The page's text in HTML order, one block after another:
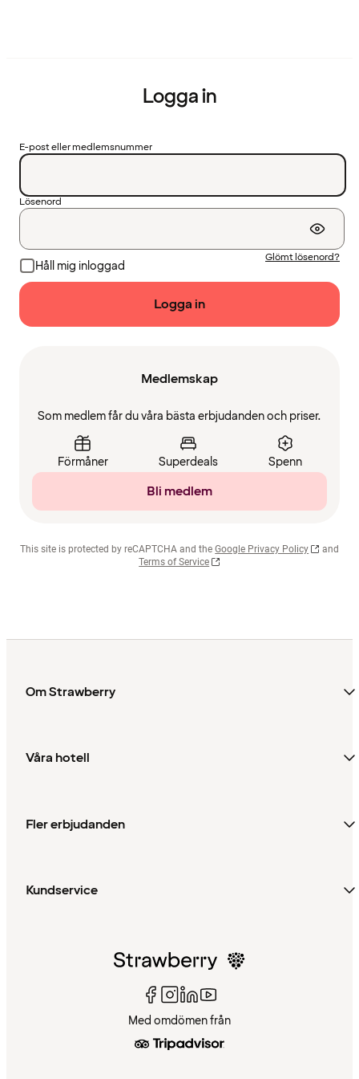
Logga in
E-post eller medlemsnummer
Lösenord
Håll mig inloggad
Glömt lösenord?
Logga in
Medlemskap
Som medlem får du våra bästa erbjudanden och priser.
Förmåner Superdeals Spenn
Bli medlem
This site is protected by reCAPTCHA and the Google Privacy Policy
and
Terms of Service
Om Strawberry
Våra hotell
Fler erbjudanden
Kundservice
Med omdömen från